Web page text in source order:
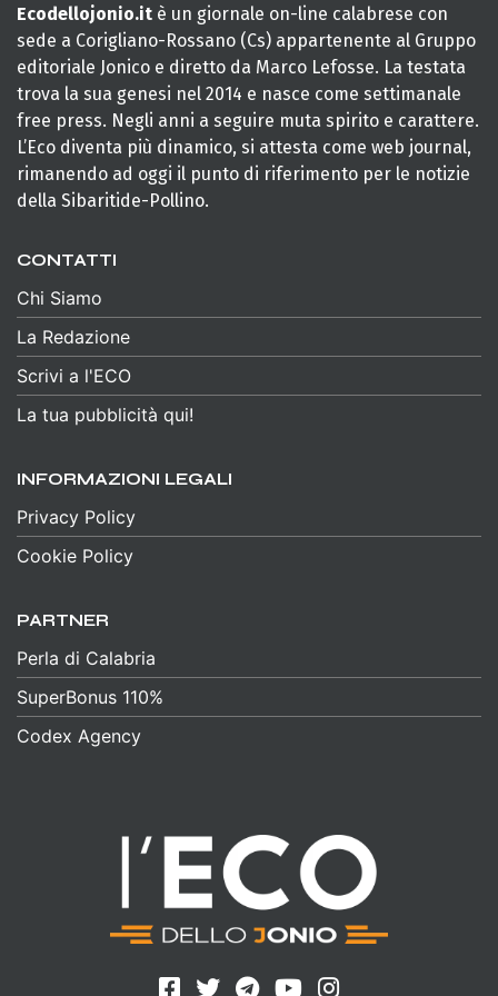
Ecodellojonio.it è un giornale on-line calabrese con
sede a Corigliano-Rossano (Cs) appartenente al Gruppo
editoriale Jonico e diretto da Marco Lefosse. La testata
trova la sua genesi nel 2014 e nasce come settimanale
free press. Negli anni a seguire muta spirito e carattere.
L’Eco diventa più dinamico, si attesta come web journal,
rimanendo ad oggi il punto di riferimento per le notizie
della Sibaritide-Pollino.
CONTATTI
Chi Siamo
La Redazione
Scrivi a l'ECO
La tua pubblicità qui!
INFORMAZIONI LEGALI
Privacy Policy
Cookie Policy
PARTNER
Perla di Calabria
SuperBonus 110%
Codex Agency